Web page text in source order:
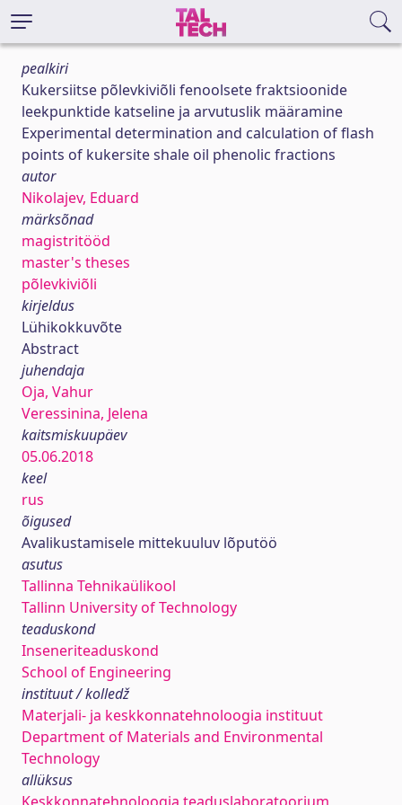
pealkiri
Kukersiitse põlevkiviõli fenoolsete fraktsioonide
leekpunktide katseline ja arvutuslik määramine
Experimental determination and calculation of flash
points of kukersite shale oil phenolic fractions
autor
Nikolajev, Eduard
märksõnad
magistritööd
master's theses
põlevkiviõli
kirjeldus
Lühikokkuvõte
Abstract
juhendaja
Oja, Vahur
Veressinina, Jelena
kaitsmiskuupäev
05.06.2018
keel
rus
õigused
Avalikustamisele mittekuuluv lõputöö
asutus
Tallinna Tehnikaülikool
Tallinn University of Technology
teaduskond
Inseneriteaduskond
School of Engineering
instituut / kolledž
Materjali- ja keskkonnatehnoloogia instituut
Department of Materials and Environmental
Technology
allüksus